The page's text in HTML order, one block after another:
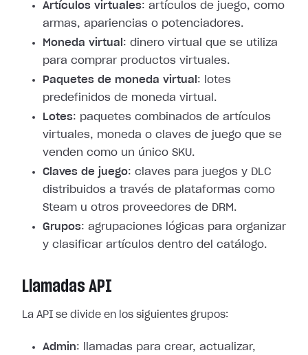
Artículos virtuales: artículos de juego, como
armas, apariencias o potenciadores.
Moneda virtual : dinero virtual que se utiliza
para comprar productos virtuales.
Paquetes de moneda virtual : lotes
predefinidos de moneda virtual.
Lotes: paquetes combinados de artículos
virtuales, moneda o claves de juego que se
venden como un único SKU.
Claves de juego: claves para juegos y DLC
distribuidos a través de plataformas como
Steam u otros proveedores de DRM.
Grupos: agrupaciones lógicas para organizar
y clasificar artículos dentro del catálogo.
Llamadas API
La API se divide en los siguientes grupos:
Admin: llamadas para crear, actualizar,